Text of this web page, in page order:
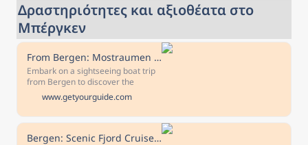
Δραστηριότητες και αξιοθέατα στο
Μπέργκεν
From Bergen: Mostraumen Fjord and Waterfall Cruise
Embark on a sightseeing boat trip
from Bergen to discover the
beautiful and varied landscapes of
western Norway's famous fjords.
Navigate through the long
Osterfjord and the narrow
Mostraumen strait.
www.getyourguide.com
Bergen: Scenic Fjord Cruise to Mostraumen